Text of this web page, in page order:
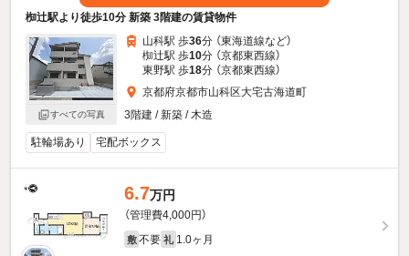
椥辻駅より徒歩10分 新築 3階建の賃貸物件
すべての写真
山科駅 歩36分 （東海道線など）
椥辻駅 歩10分 （京都東西線）
東野駅 歩18分 （京都東西線）
京都府京都市山科区大宅古海道町
3階建 / 新築 / 木造
駐輪場あり 宅配ボックス
6.7万円
（管理費4,000円）
敷 不要 礼 1.0ヶ月